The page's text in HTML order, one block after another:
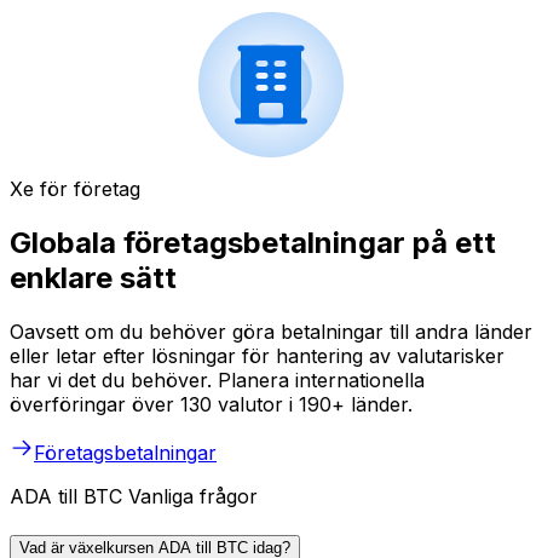
Xe för företag
Globala företagsbetalningar på ett
enklare sätt
Oavsett om du behöver göra betalningar till andra länder
eller letar efter lösningar för hantering av valutarisker
har vi det du behöver. Planera internationella
överföringar över 130 valutor i 190+ länder.
Företagsbetalningar
ADA till BTC Vanliga frågor
Vad är växelkursen ADA till BTC idag?